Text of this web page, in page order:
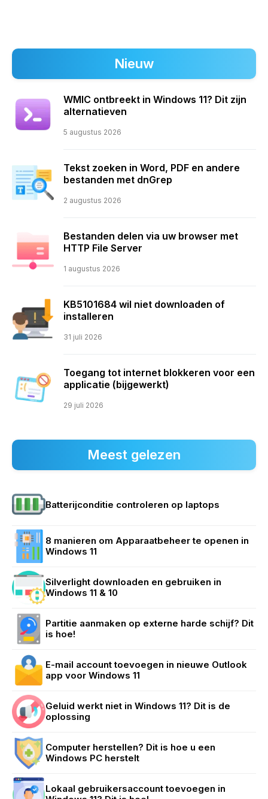
Nieuw
WMIC ontbreekt in Windows 11? Dit zijn
alternatieven
5 augustus 2026
Tekst zoeken in Word, PDF en andere
bestanden met dnGrep
2 augustus 2026
Bestanden delen via uw browser met
HTTP File Server
1 augustus 2026
KB5101684 wil niet downloaden of
installeren
31 juli 2026
Toegang tot internet blokkeren voor een
applicatie (bijgewerkt)
29 juli 2026
Meest gelezen
Batterijconditie controleren op laptops
8 manieren om Apparaatbeheer te openen in
Windows 11
Silverlight downloaden en gebruiken in
Windows 11 & 10
Partitie aanmaken op externe harde schijf? Dit
is hoe!
E-mail account toevoegen in nieuwe Outlook
app voor Windows 11
Geluid werkt niet in Windows 11? Dit is de
oplossing
Computer herstellen? Dit is hoe u een
Windows PC herstelt
Lokaal gebruikersaccount toevoegen in